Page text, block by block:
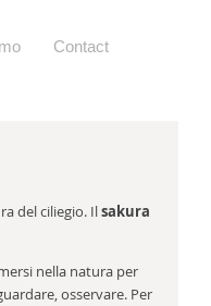
Contact
del ciliegio. Il sakura
nella natura per
osservare. Per